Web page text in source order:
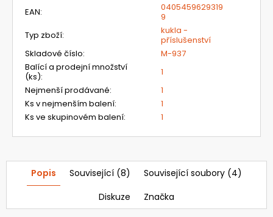
EAN:
0405459629319
9
Typ zboží:
kukla -
příslušenství
Skladové číslo:
M-937
Balící a prodejní množství
(ks):
1
Nejmenší prodávané:
1
Ks v nejmenším balení:
1
Ks ve skupinovém balení: 1
Popis Související (8)
Související soubory (4)
Diskuze
Značka
MODRÉ,
ČIRÝ
Kč
Původně:
439,91